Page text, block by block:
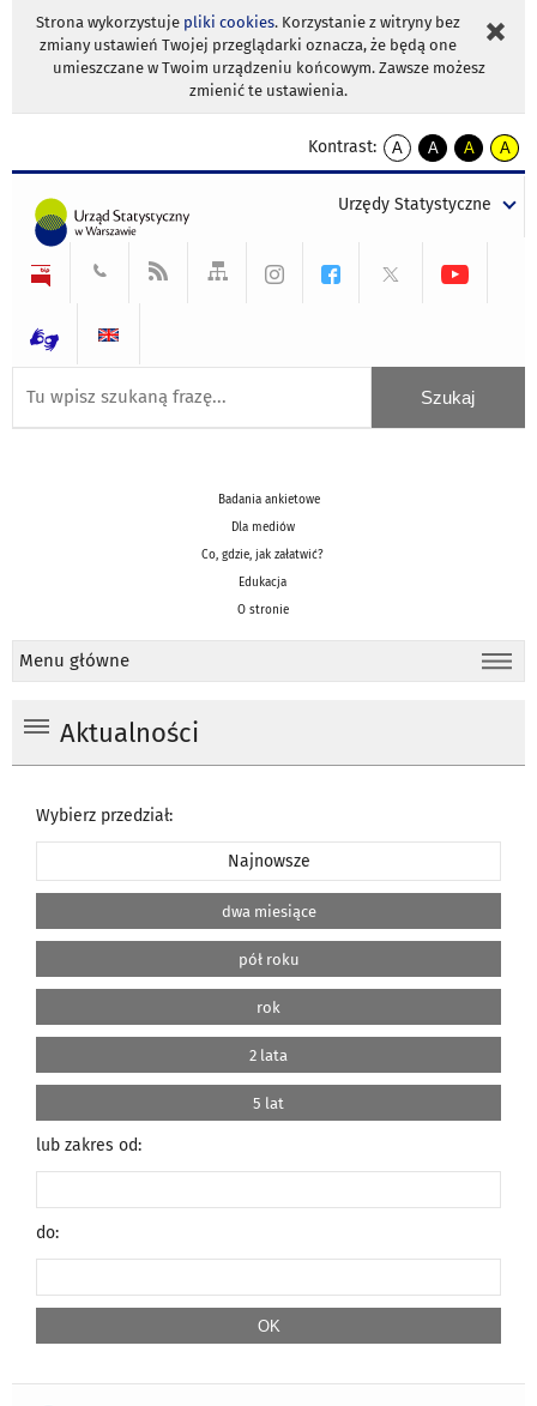
Strona wykorzystuje pliki cookies. Korzystanie z witryny bez
zmiany ustawień Twojej przeglądarki oznacza, że będą one
umieszczane w Twoim urządzeniu końcowym. Zawsze możesz
zmienić te ustawienia.
Kontrast:
A
kontrast
A
kontrast
tekst
czarnym
A
kontrast
tekst
czarnym
A
tekst
żółtym
Urzędy Statystyczne
Badania ankietowe
Dla mediów
Co, gdzie, jak załatwić?
Edukacja
O stronie
Menu główne
Aktualności
Wybierz przedział:
Najnowsze
dwa miesiące
pół roku
rok
2 lata
5 lat
lub zakres od:
do: